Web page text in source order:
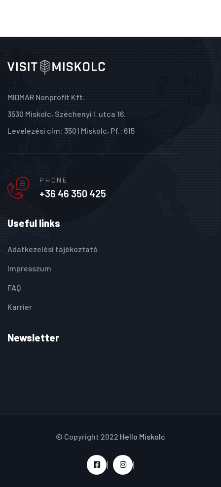
MIDMAR Nonprofit Kft.
3530 Miskolc, Széchenyi I. utca 16.
Levelezési cím: 3501 Miskolc, Pf.: 615
PHONE
+36 46 350 425
Useful links
Adatkezelési tájékoztató
Impresszum
FAQ
Karrier
Newsletter
© Copyright 2022 Hello Miskolc
| |